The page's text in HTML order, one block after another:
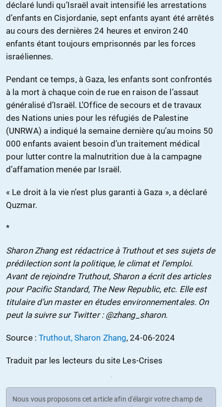
déclaré lundi qu’Israël avait intensifié les arrestations
d’enfants en Cisjordanie, sept enfants ayant été arrêtés
au cours des dernières 24 heures et environ 240
enfants étant toujours emprisonnés par les forces
israéliennes.
Pendant ce temps, à Gaza, les enfants sont confrontés
à la mort à chaque coin de rue en raison de l’assaut
généralisé d’Israël. L’Office de secours et de travaux
des Nations unies pour les réfugiés de Palestine
(UNRWA) a indiqué la semaine dernière qu’au moins 50
000 enfants avaient besoin d’un traitement médical
pour lutter contre la malnutrition due à la campagne
d’affamation menée par Israël.
« Le droit à la vie n’est plus garanti à Gaza », a déclaré
Quzmar.
*
Sharon Zhang est rédactrice à Truthout et ses sujets de
prédilection sont la politique, le climat et l’emploi.
Avant de rejoindre Truthout, Sharon a écrit des articles
pour Pacific Standard, The New Republic, etc. Elle est
titulaire d’un master en études environnementales. On
peut la suivre sur Twitter : @zhang_sharon.
Source : Truthout, Sharon Zhang, 24-06-2024
Traduit par les lecteurs du site Les-Crises
Nous vous proposons cet article afin d'élargir votre champ de